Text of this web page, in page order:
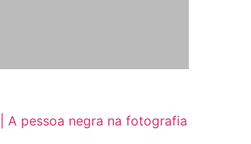
A pessoa negra na fotografia